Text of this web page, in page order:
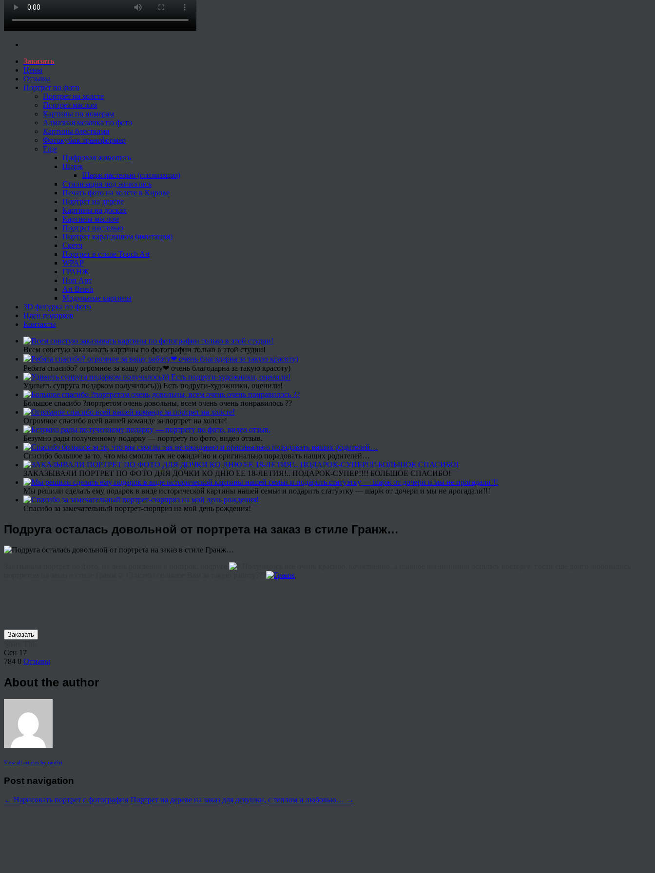
Заказать
Цены
Отзывы
Портрет по фото
Портрет на холсте
Портрет маслом
Картины по номерам
Алмазная мозаика по фото
Картины блестками
Фотокубик трансформер
Еще
Цифровая живопись
Шарж
Шарж пастелью (стилизация)
Стилизация под живопись
Печать фото на холсте в Кирове
Портрет на дереве
Картины на досках
Картины маслом
Портрет пастелью
Портрет карандашом (имитация)
Скетч
Портрет в стиле Touch Art
WPAP
ГРАНЖ
Поп Арт
Art Brush
Модульные картины
3D фигурка по фото
Идеи подарков
Контакты
Всем советую заказывать картины по фотографии только в этой студии!
Ребята спасибо? огромное за вашу работу❤ очень благодарна за такую красоту)
Удивить супруга подарком получилось))) Есть подруги-художники, оценили!
Большое спасибо ?портретом очень довольны, всем очень очень понравилось ??
Огромное спасибо всей вашей команде за портрет на холсте!
Безумно рады полученному подарку — портрету по фото, видео отзыв.
Спасибо большое за то, что мы смогли так не ожиданно и оригинально порадовать наших родителей…
ЗАКАЗЫВАЛИ ПОРТРЕТ ПО ФОТО ДЛЯ ДОЧКИ КО ДНЮ ЕЕ 18-ЛЕТИЯ!.. ПОДАРОК-СУПЕР!!!! БОЛЬШОЕ СПАСИБО!
Мы решили сделать ему подарок в виде исторической картины нашей семьи и подарить статуэтку — шарж от дочери и мы не прогадали!!!
Спасибо за замечательный портрет-сюрприз на мой день рождения!
Подруга осталась довольной от портрета на заказ в стиле Гранж…
Заказать
Сен 17
784 0 Отзывы
About the author
View all articles by rauffri
Post navigation
← Нарисовать портрет с фотографии Портрет на дереве на заказ для девушки, с теплом и любовью… →